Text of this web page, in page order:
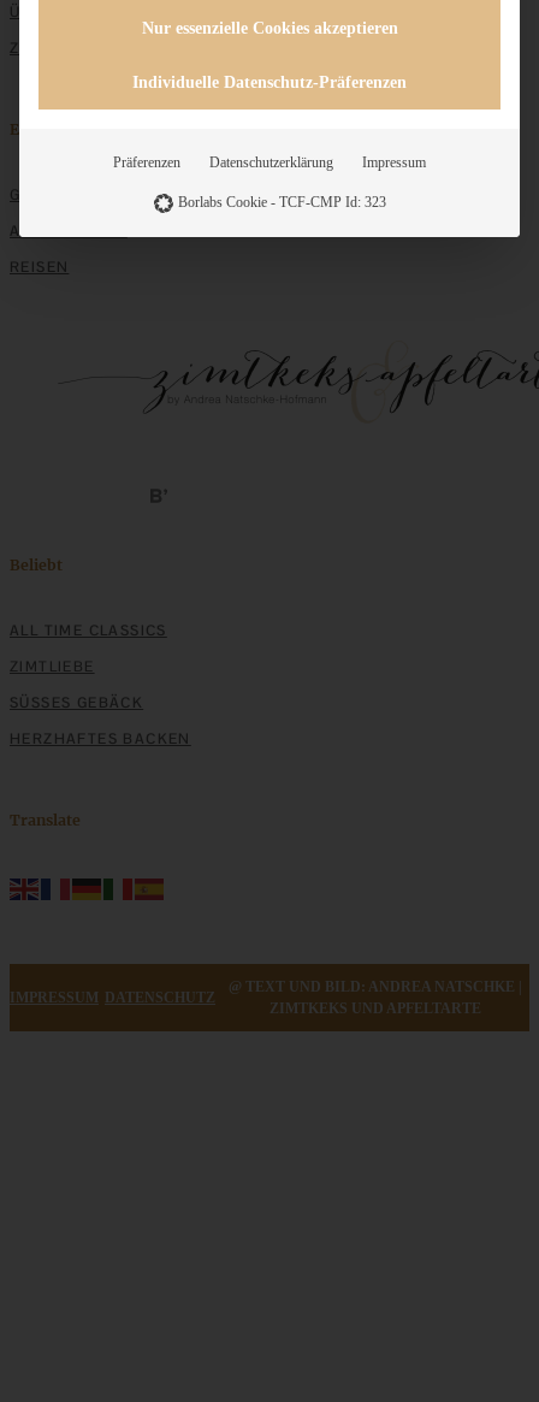
ÜBER MICH
ZUSAMMENARBEIT
Entdecken
GRUNDLAGEN
ALLE REZEPTE
REISEN
Beliebt
ALL TIME CLASSICS
ZIMTLIEBE
SÜSSES GEBÄCK
HERZHAFTES BACKEN
Translate
IMPRESSUM DATENSCHUTZ
@ TEXT UND BILD: ANDREA NATSCHKE |
ZIMTKEKS UND APFELTARTE
Nur essenzielle Cookies akzeptieren
Individuelle Datenschutz-Präferenzen
Präferenzen Datenschutzerklärung Impressum
Borlabs Cookie - TCF-CMP Id: 323